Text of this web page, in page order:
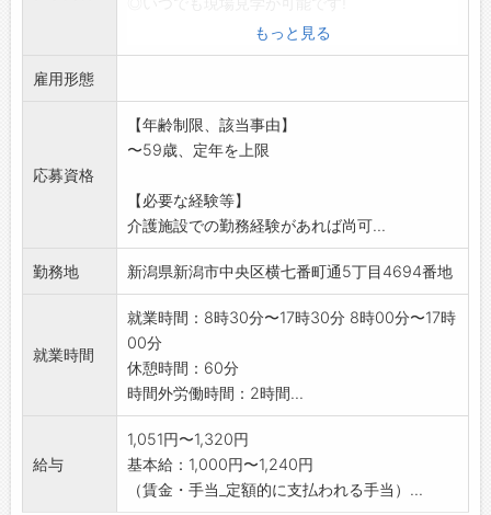
■高齢者に対する介護業務全般を行っていただ
きます。
・食事介助
・トイレ介助
・体操等の各種プログラムの実施
・送迎
・利用者の見守り等
もっと見る
雇用形態
応募資格
【年齢制限、該当事由】
〜59歳、定年を上限
【必要な経験等】
介護施設での勤務経験があれば尚可...
勤務地 新潟県新潟市中央区横七番町通5丁目4694番地
就業時間
就業時間：8時30分〜17時30分 8時00分〜17時
00分
休憩時間：60分
時間外労働時間：2時間...
給与
1,051円〜1,320円
基本給：1,000円〜1,240円
（賃金・手当_定額的に支払われる手当）...